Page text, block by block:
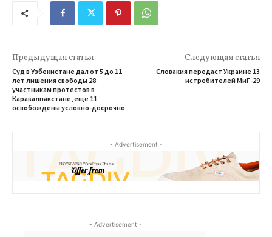
Предыдущая статья
Суд в Узбекистане дал от 5 до 11
лет лишения свободы 28
участникам протестов в
Каракалпакстане, еще 11
освобождены условно-досрочно
Следующая статья
Словакия передаст Украине 13
истребителей МиГ-29
- Advertisement -
- Advertisement -